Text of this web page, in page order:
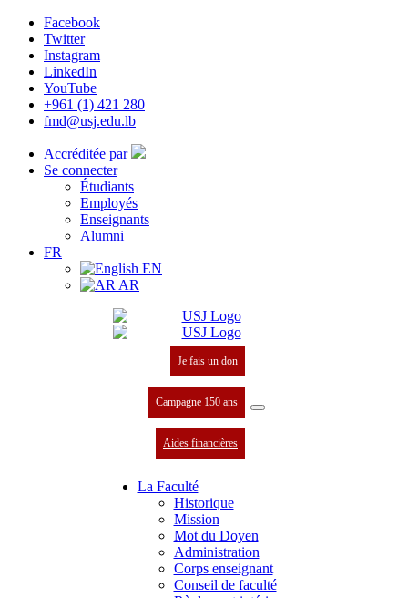
Facebook
Twitter
Instagram
LinkedIn
YouTube
+961 (1) 421 280
fmd@usj.edu.lb
Accréditée par
Se connecter
Étudiants
Employés
Enseignants
Alumni
FR
EN
AR
Je fais un don
Campagne 150 ans
Aides financières
La Faculté
Historique
Mission
Mot du Doyen
Administration
Corps enseignant
Conseil de faculté